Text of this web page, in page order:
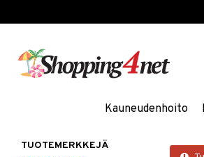
Kauneudenhoito
TUOTEMERKKEJÄ